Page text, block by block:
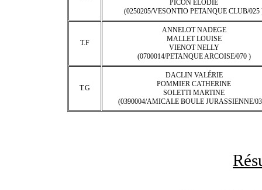
PICON ELODIE
(0250205/VESONTIO PETANQUE CLUB/025
T.F
ANNELOT NADEGE
MALLET LOUISE
VIENOT NELLY
(0700014/PETANQUE ARCOISE/070 )
T.G
DACLIN VALÉRIE
POMMIER CATHERINE
SOLETTI MARTINE
(0390004/AMICALE BOULE JURASSIENNE/